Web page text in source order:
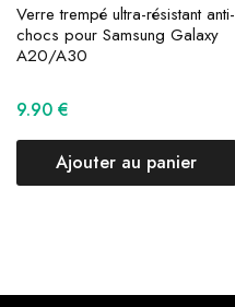
Verre trempé ultra-résistant anti-
chocs pour Samsung Galaxy
A20/A30
9.90 €
Ajouter au panier